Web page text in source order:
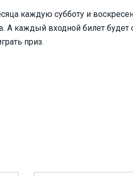
каждую субботу и
А каждый входной билет
приз.